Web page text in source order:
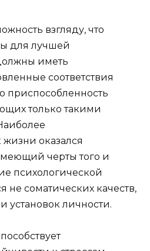
взгляду, что
для лучшей
иметь
соответствия
приспособленность
только такими
оказался
черты того и
психологической
не соматических качеств,
установок личности.